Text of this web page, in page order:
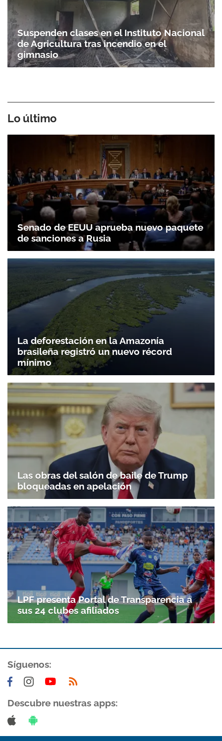
Suspenden clases en el Instituto Nacional
de Agricultura tras incendio en el
gimnasio
Lo último
Senado de EEUU aprueba nuevo paquete
de sanciones a Rusia
La deforestación en la Amazonía
brasileña registró un nuevo récord
mínimo
Las obras del salón de baile de Trump
bloqueadas en apelación
LPF presenta Portal de Transparencia a
sus 24 clubes afiliados
Síguenos:
Descubre nuestras apps: